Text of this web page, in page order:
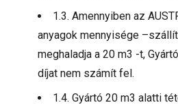
1.3. Amennyiben az
anyagok mennyisége
meghaladja a 20 m3 -t,
díjat nem számít fel.
1.4. Gyártó 20 m3 alatti